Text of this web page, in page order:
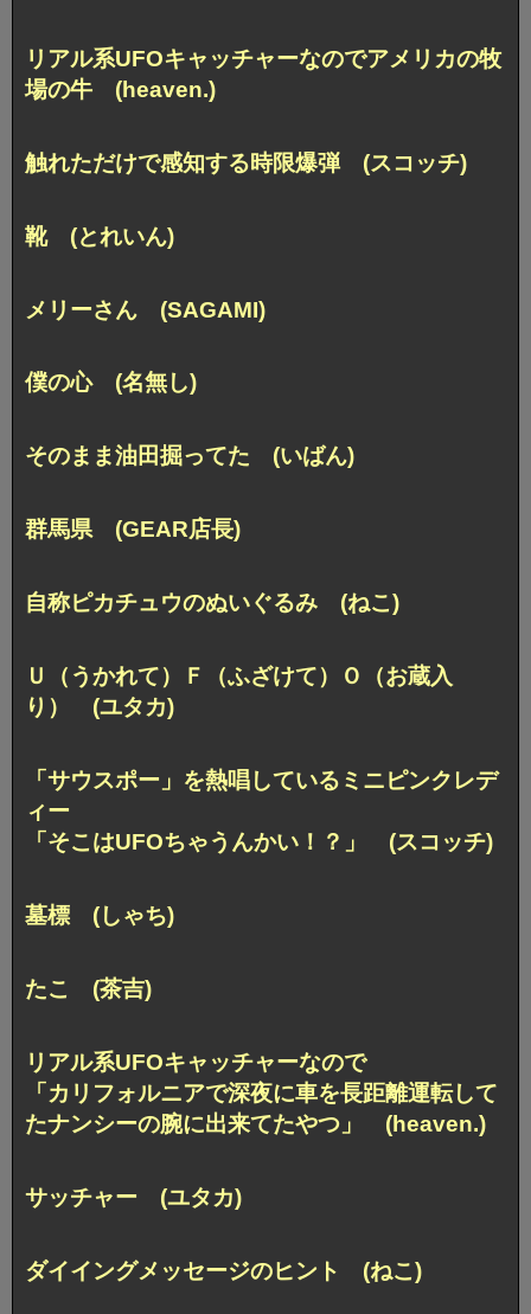
リアル系UFOキャッチャーなのでアメリカの牧
場の牛 (heaven.)
触れただけで感知する時限爆弾 (スコッチ)
靴 (とれいん)
メリーさん (SAGAMI)
僕の心 (名無し)
そのまま油田掘ってた (いばん)
群馬県 (GEAR店長)
自称ピカチュウのぬいぐるみ (ねこ)
Ｕ（うかれて）Ｆ（ふざけて）Ｏ（お蔵入
り） (ユタカ)
「サウスポー」を熱唱しているミニピンクレデ
ィー
「そこはUFOちゃうんかい！？」 (スコッチ)
墓標 (しゃち)
たこ (茶吉)
リアル系UFOキャッチャーなので
「カリフォルニアで深夜に車を長距離運転して
たナンシーの腕に出来てたやつ」 (heaven.)
サッチャー (ユタカ)
ダイイングメッセージのヒント (ねこ)